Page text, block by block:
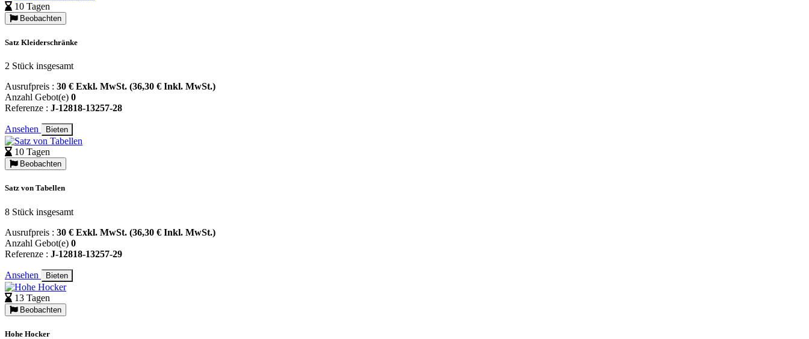
10 Tagen
Beobachten
Satz Kleiderschränke
2 Stück insgesamt
Ausrufpreis : 30 € Exkl. MwSt. (36,30 € Inkl. MwSt.)
Anzahl Gebot(e) 0
Referenze : J-12818-13257-28
Ansehen Bieten
10 Tagen
Beobachten
Satz von Tabellen
8 Stück insgesamt
Ausrufpreis : 30 € Exkl. MwSt. (36,30 € Inkl. MwSt.)
Anzahl Gebot(e) 0
Referenze : J-12818-13257-29
Ansehen Bieten
13 Tagen
Beobachten
Hohe Hocker